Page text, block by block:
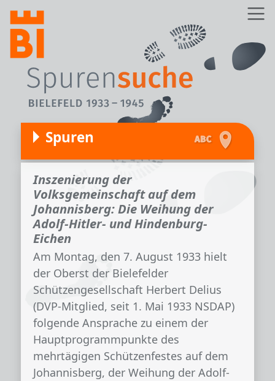
Direkt zum Inhalt
Spuren
Inszenierung der
Volksgemeinschaft auf dem
Johannisberg: Die Weihung der
Adolf-Hitler- und Hindenburg-
Eichen
Am Montag, den 7. August 1933 hielt
der Oberst der Bielefelder
Schützengesellschaft Herbert Delius
(DVP-Mitglied, seit 1. Mai 1933 NSDAP)
folgende Ansprache zu einem der
Hauptprogrammpunkte des
mehrtägigen Schützenfestes auf dem
Johannisberg, der Weihung der Adolf-